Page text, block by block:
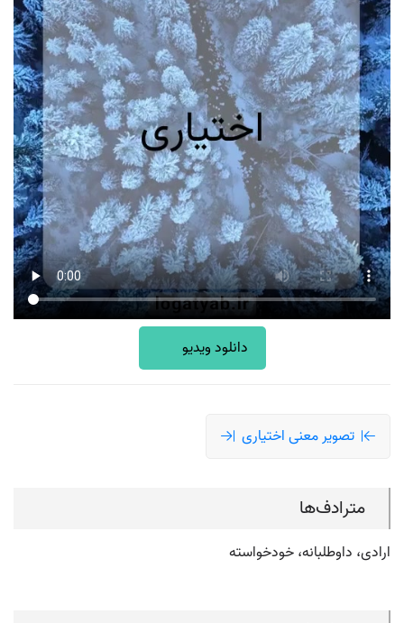
دانلود ویدیو
تصویر معنی اختیاری
مترادف‌ها
ارادی، داوطلبانه، خودخواسته